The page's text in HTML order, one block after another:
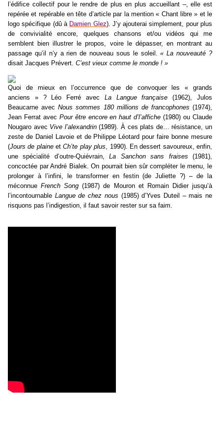
l’édifice collectif pour le rendre de plus en plus accueillant –, elle est
repérée et repérable en tête d’article par la mention « Chant libre » et le
logo spécifique (dû à Damien Glez). J’y ajouterai simplement, pour plus
de convivialité encore, quelques chansons et/ou vidéos qui me
semblent bien illustrer le propos, voire le dépasser, en montrant au
passage qu’il n’y a rien de nouveau sous le soleil.« La nouveauté ?
disait Jacques Prévert. C’est vieux comme le monde ! »
Quoi de mieux en l’occurrence que de convoquer les « grands
anciens » ? Léo Ferré avec La Langue française (1962), Julos
Beaucarne avecNous sommes 180 millions de francophones (1974),
Jean Ferrat avec Pour être encore en haut d’l’affiche (1980) ou Claude
Nougaro avec Vive l’alexandrin(1989). À ces plats de… résistance, un
zeste de Daniel Lavoie et de Philippe Léotard pour faire bonne mesure
(Jours de plaineetCh’te play plus , 1990). En dessert savoureux, enfin,
une spécialité d’outre-Quiévrain,La Sanchon sans fraises (1981),
concoctée par André Bialek. On pourrait bien sûr compléter le menu, le
prolonger à l’infini, le transformer en festin (de Juliette ?) – de la
méconnueFrench Song (1987) de Mouron et Romain Didier jusqu’à
l’incontournable Langue de chez nous (1985) d’Yves Duteil – mais ne
risquons pas l’indigestion, il faut savoir rester sur sa faim.